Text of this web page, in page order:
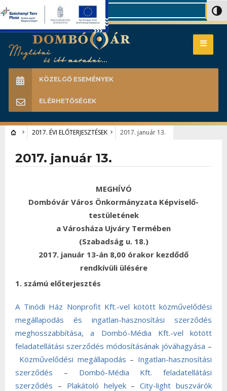
Search
KÖZELGŐ ESEMÉNYEK
ELÉRHETŐSÉGEK
2017. ÉVI ELŐTERJESZTÉSEK 2017. január 13.
2017. január 13.
MEGHÍVÓ
Dombóvár Város Önkormányzata Képviselő-
testületének
a Városháza Ujváry Termében
(Szabadság u. 18.)
2017. január 13-án 8,00 órakor kezdődő
rendkívüli ülésére
1. számú előterjesztés
A Tinódi Ház Nonprofit Kft.-vel kötött közművelődési
megállapodás és ingatlan-hasznosítási szerződés
meghosszabbítása, a Dombó-Média Kft.-vel kötött
feladatellátási szerződés módosításának jóváhagyása –
Közművelődési megállapodás – Ingatlan-hasznosítási
szerződés – Dombó-Média Kft. feladatellátási
szerződés – Plakátoló helyek–City-light buszvárók